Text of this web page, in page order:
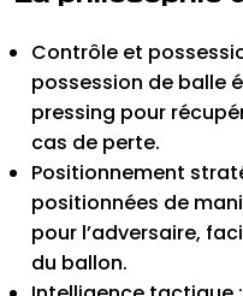
Contrôle et
possession de balle
pressing pour
cas de perte.
Positionnement
positionnées de
pour l’adversaire,
du ballon.